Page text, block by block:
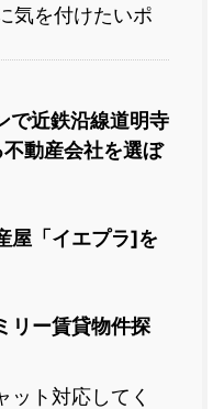
気を付けたいポ
で近鉄沿線道明寺
動産会社を選ぼ
屋「イエプラ]を
リー賃貸物件探
ット対応してく